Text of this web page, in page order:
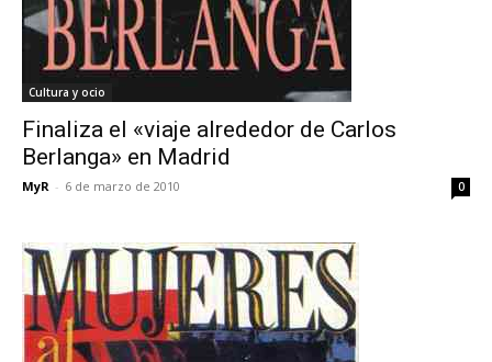
Cultura y ocio
Finaliza el «viaje alrededor de Carlos
Berlanga» en Madrid
MyR - 6 de marzo de 2010 0